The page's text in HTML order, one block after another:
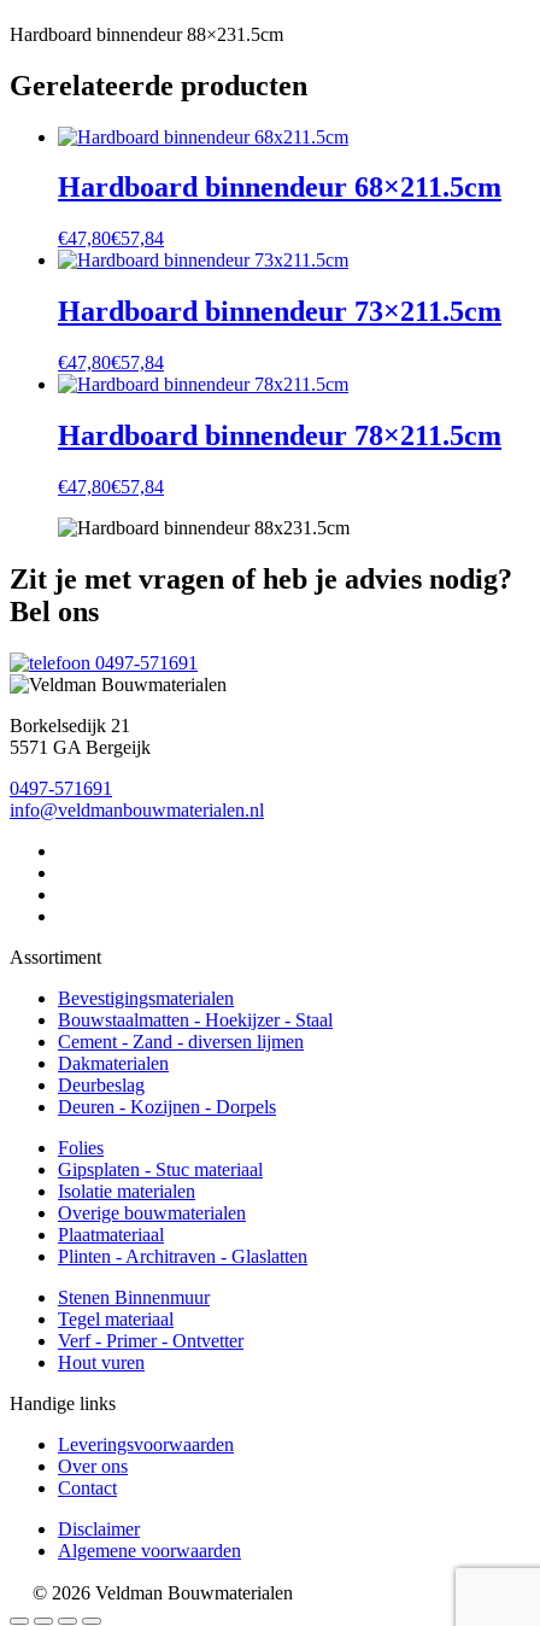
Hardboard binnendeur 88×231.5cm
Gerelateerde producten
Hardboard binnendeur 68×211.5cm
€47,80€57,84
Hardboard binnendeur 73×211.5cm
€47,80€57,84
Hardboard binnendeur 78×211.5cm
€47,80€57,84
Zit je met vragen of heb je advies nodig?
Bel ons
0497-571691
Borkelsedijk 21
5571 GA Bergeijk
0497-571691
info@veldmanbouwmaterialen.nl
Assortiment
Bevestigingsmaterialen
Bouwstaalmatten - Hoekijzer - Staal
Cement - Zand - diversen lijmen
Dakmaterialen
Deurbeslag
Deuren - Kozijnen - Dorpels
Folies
Gipsplaten - Stuc materiaal
Isolatie materialen
Overige bouwmaterialen
Plaatmateriaal
Plinten - Architraven - Glaslatten
Stenen Binnenmuur
Tegel materiaal
Verf - Primer - Ontvetter
Hout vuren
Handige links
Leveringsvoorwaarden
Over ons
Contact
Disclaimer
Algemene voorwaarden
© 2026 Veldman Bouwmaterialen